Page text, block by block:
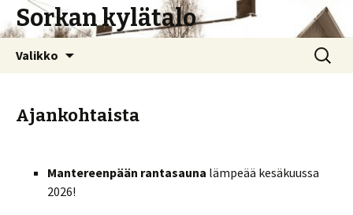
Sorkan kylätalo
Valikko Haku:
Ajankohtaista
Mantereenpään rantasauna lämpeää kesäkuussa
2026!